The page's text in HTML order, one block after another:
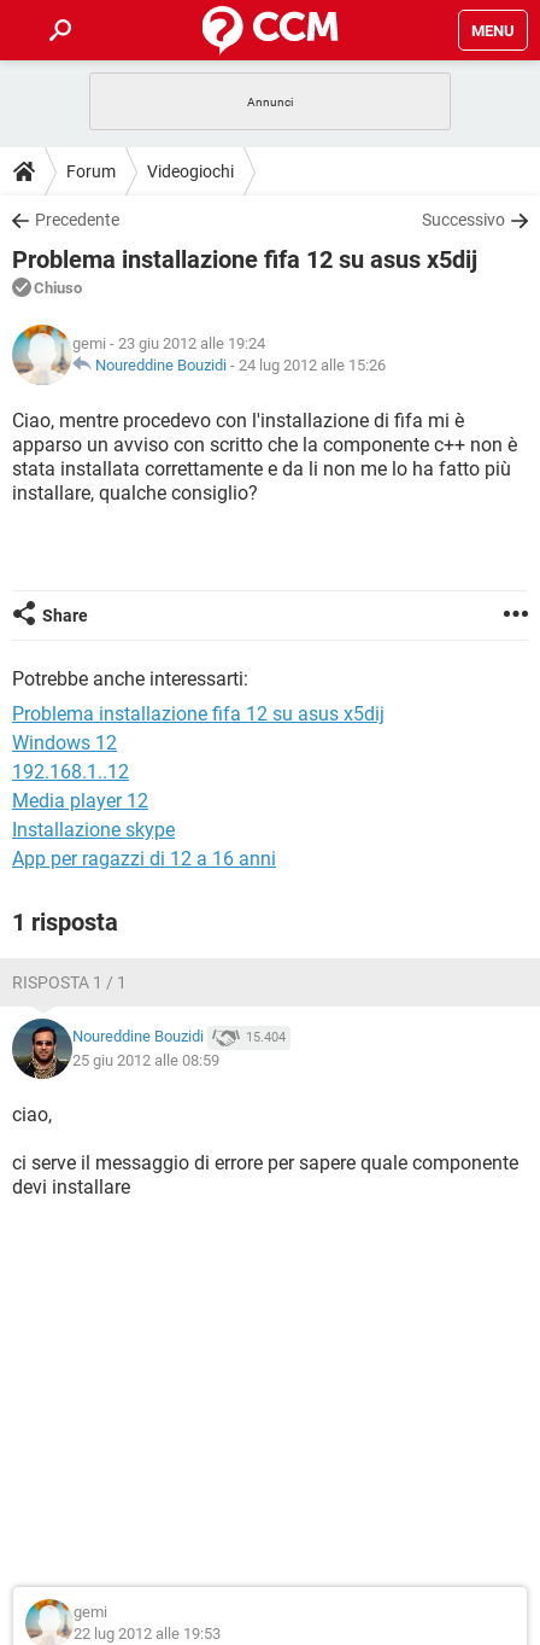
MENU
INTRATTENIMENTO
iOS
INSTAGRAM WHATSAPP
TIKTOK
HARDWARE
GUIDE
COVID-19
iOS
INSTAGRAM
TIKTOK FACEBOOK
DOWNLOAD
COVID-19 GAMING
INTRATTENIMENTO
iOS
INSTAGRAM
TIKTOK FACEBOOK
HARDWARE
FORUM
COVID-19
INTRATTENIMENTO ANDROID
INSTAGRAM WHATSAPP
TIKTOK
GLOSSARIO
COVID-19
INTRATTENIMENTO ANDROID
iOS WINDOWS 10
INSTAGRAM
Forum Videogiochi
Precedente Successivo
Problema installazione fifa 12 su asus x5dij
Chiuso
gemi - 23 giu 2012 alle 19:24
Noureddine Bouzidi - 24 lug 2012 alle 15:26
Ciao, mentre procedevo con l'installazione di fifa mi è
apparso un avviso con scritto che la componente c++ non è
stata installata correttamente e da li non me lo ha fatto più
installare, qualche consiglio?
Share
Potrebbe anche interessarti:
Problema installazione fifa 12 su asus x5dij
Windows 12
192.168.1..12
Media player 12
Installazione skype
App per ragazzi di 12 a 16 anni
1 risposta
RISPOSTA 1 / 1
Noureddine Bouzidi 15.404
25 giu 2012 alle 08:59
ciao,
ci serve il messaggio di errore per sapere quale componente
devi installare
gemi
22 lug 2012 alle 19:53